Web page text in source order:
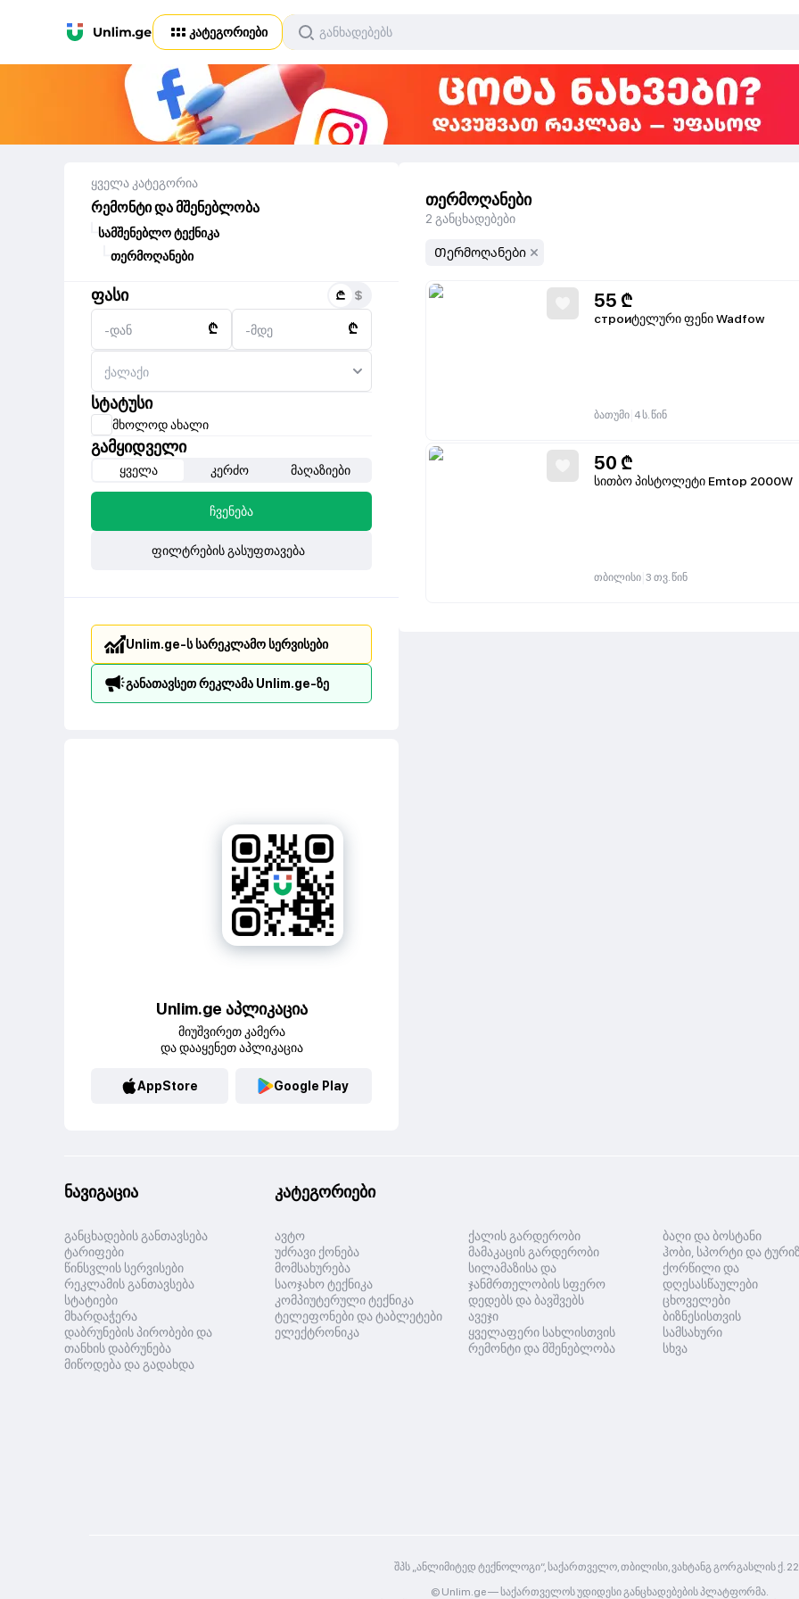
კატეგორიები
ყველა კატეგორია
რემონტი და მშენებლობა
სამშენებლო ტექნიკა
თერმოღანები
ფასი
-დან ₾ -მდე ₾
სტატუსი
მხოლოდ ახალი
გამყიდველი
ყველა კერძო მაღაზიები
ჩვენება
ფილტრების გასუფთავება
Unlim.ge-ს სარეკლამო სერვისები
განათავსეთ რეკლამა Unlim.ge-ზე
Unlim.ge აპლიკაცია
მიუშვირეთ კამერა
და დააყენეთ აპლიკაცია
AppStore Google Play
თერმოღანები
2 განცხადებები
Თერმოღანები
55 ₾
строиტელური ფენი Wadfow
ბათუმი 4 ს. წინ
50 ₾
სითბო პისტოლეტი Emtop 2000W
თბილისი 3 თვ. წინ
ნავიგაცია
განცხადების განთავსება
ტარიფები
წინსვლის სერვისები
რეკლამის განთავსება
სტატიები
მხარდაჭერა
დაბრუნების პირობები და
თანხის დაბრუნება
მიწოდება და გადახდა
კატეგორიები
ავტო
უძრავი ქონება
მომსახურება
საოჯახო ტექნიკა
კომპიუტერული ტექნიკა
ტელეფონები და ტაბლეტები
ელექტრონიკა
ქალის გარდერობი
მამაკაცის გარდერობი
სილამაზისა და
ჯანმრთელობის სფერო
დედებს და ბავშვებს
ავეჯი
ყველაფერი სახლისთვის
რემონტი და მშენებლობა
ბაღი და ბოსტანი
ჰობი, სპორტი და
ქორწილი და
დღესასწაულები
ცხოველები
ბიზნესისთვის
სამსახური
სხვა
შპს „ანლიმიტედ ტექნოლოგი“, საქართველო, თბილისი, ვახტანგ გორგასლის ქ.
© Unlim.ge —საქართველოს უდიდესი განცხადებების პლატფორმა.